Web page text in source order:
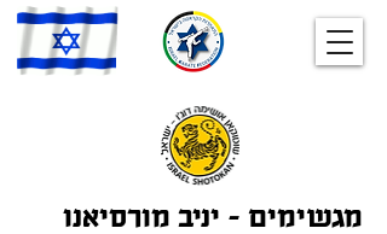
מגשימים – יניב מורסיאנו